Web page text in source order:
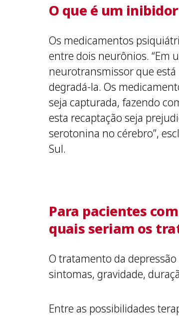
O que é um
Os medicamentos
entre dois neurônios. “Em
neurotransmissor que está
degradá-la. Os
seja capturada, fazendo
esta recaptação seja
serotonina no cérebro”,
Sul.
Para pacientes
quais seriam os
O tratamento da
sintomas, gravidade,
Entre as possibilidades